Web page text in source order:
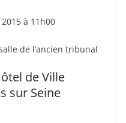
à 11h00
de l’ancien tribunal
de Ville
sur Seine